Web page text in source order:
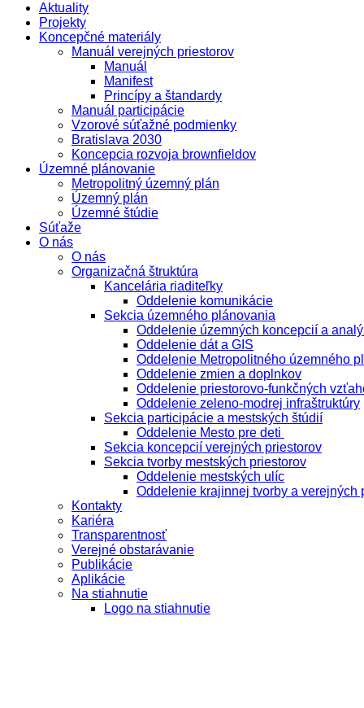
Aktuality
Projekty
Koncepčné materiály
Manuál verejných priestorov
Manuál
Manifest
Princípy a štandardy
Manuál participácie
Vzorové súťažné podmienky
Bratislava 2030
Koncepcia rozvoja brownfieldov
Územné plánovanie
Metropolitný územný plán
Územný plán
Územné štúdie
Súťaže
O nás
O nás
Organizačná štruktúra
Kancelária riaditeľky
Oddelenie komunikácie
Sekcia územného plánovania
Oddelenie územných koncepcií a
Oddelenie dát a GIS
Oddelenie Metropolitného územného
Oddelenie zmien a doplnkov
Oddelenie priestorovo-funkčných
Oddelenie zeleno-modrej infraštruktúry
Sekcia participácie a mestských štúdií
Oddelenie Mesto pre deti
Sekcia koncepcií verejných priestorov
Sekcia tvorby mestských priestorov
Oddelenie mestských ulíc
Oddelenie krajinnej tvorby a verejných
Kontakty
Kariéra
Transparentnosť
Verejné obstarávanie
Publikácie
Aplikácie
Na stiahnutie
Logo na stiahnutie